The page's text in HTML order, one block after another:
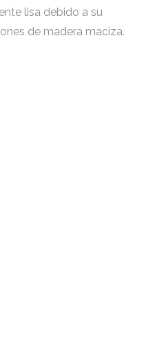
lisa debido a su
de madera maciza.